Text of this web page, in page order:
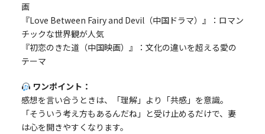
画
『Love Between Fairy and Devil（中国ドラマ）』：ロマン
チックな世界観が人気
『初恋のきた道（中国映画）』：文化の違いを超える愛の
テーマ
ワンポイント：
感想を言い合うときは、「理解」より「共感」を意識。
「そういう考え方もあるんだね」と受け止めるだけで、妻
は心を開きやすくなります。